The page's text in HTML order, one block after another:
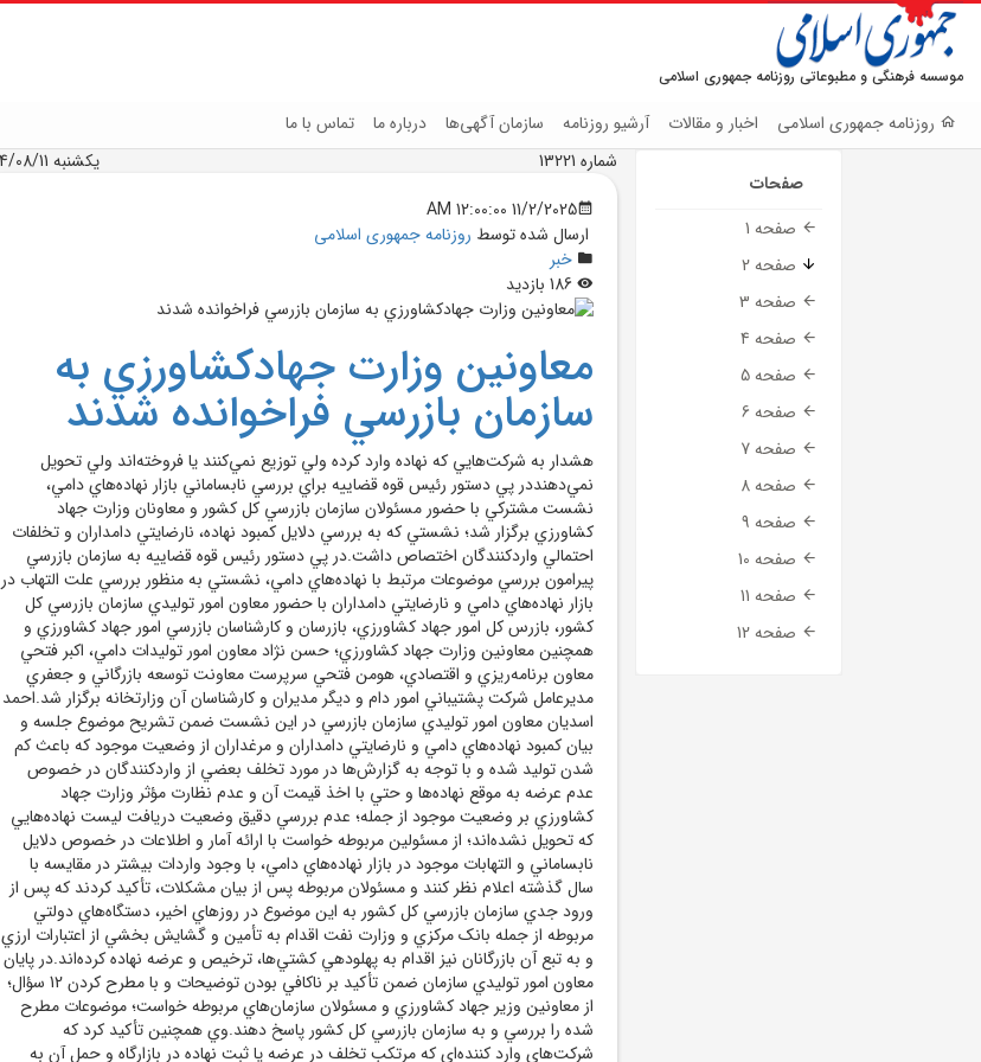
موسسه فرهنگی و مطبوعاتی روزنامه جمهوری اسلامی
روزنامه جمهوری اسلامی اخبار و مقالات آرشیو روزنامه سازمان آگهی‌ها درباره ما تماس با ما
صفحات
صفحه 1
صفحه 2
صفحه 3
صفحه 4
صفحه 5
صفحه 6
صفحه 7
صفحه 8
صفحه 9
صفحه 10
صفحه 11
صفحه 12
شماره 13221
یکشنبه 1404/08/11
11/2/2025 12:00:00 AM
ارسال شده توسط روزنامه جمهوری اسلامی
خبر
معاونين وزارت جهادکشاورزي به
سازمان بازرسي فراخوانده شدند
هشدار به شرکت‌هايي که نهاده وارد کرده ولي توزيع نمي‌کنند يا فروخته‌اند ولي تحويل
نمي‌دهنددر پي دستور رئيس قوه قضاييه براي بررسي نابساماني بازار نهاده‌هاي دامي،
نشست مشترکي با حضور مسئولان سازمان بازرسي کل کشور و معاونان وزارت جهاد
کشاورزي برگزار شد؛ نشستي که به بررسي دلايل کمبود نهاده، نارضايتي دامداران و تخلفات
احتمالي واردکنندگان اختصاص داشت.در پي دستور رئيس قوه قضاييه به سازمان بازرسي
پيرامون بررسي موضوعات مرتبط با نهاده‌هاي دامي، نشستي به منظور بررسي علت التهاب در
بازار نهاده‌هاي دامي و نارضايتي دامداران با حضور معاون امور توليدي سازمان بازرسي کل
کشور، بازرس کل امور جهاد کشاورزي، بازرسان و کارشناسان بازرسي امور جهاد کشاورزي و
همچنين معاونين وزارت جهاد کشاورزي؛ حسن نژاد معاون امور توليدات دامي، اکبر فتحي
معاون برنامه‌ريزي و اقتصادي، هومن فتحي سرپرست معاونت توسعه بازرگاني و جعفري
مديرعامل شرکت پشتيباني امور دام و ديگر مديران و کارشناسان آن وزارتخانه برگزار شد.احمد
اسديان معاون امور توليدي سازمان بازرسي در اين نشست ضمن تشريح موضوع جلسه و
بيان کمبود نهاده‌هاي دامي و نارضايتي دامداران و مرغداران از وضعيت موجود که باعث کم
شدن توليد شده و با توجه به گزارش‌ها در مورد تخلف بعضي از واردکنندگان در خصوص
عدم عرضه به موقع نهاده‌ها و حتي با اخذ قيمت آن و عدم نظارت مؤثر وزارت جهاد
کشاورزي بر وضعيت موجود از جمله؛ عدم بررسي دقيق وضعيت دريافت ليست نهاده‌هايي
که تحويل نشده‌اند؛ از مسئولين مربوطه خواست با ارائه آمار و اطلاعات در خصوص دلايل
نابساماني و التهابات موجود در بازار نهاده‌هاي دامي، با وجود واردات بيشتر در مقايسه با
سال گذشته اعلام نظر کنند و مسئولان مربوطه پس از بيان مشکلات، تأکيد کردند که پس از
ورود جدي سازمان بازرسي کل کشور به اين موضوع در روز‌هاي اخير، دستگاه‌هاي دولتي
مربوطه از جمله بانک مرکزي و وزارت نفت اقدام به تأمين و گشايش بخشي از اعتبارات ارزي
و به تبع آن بازرگانان نيز اقدام به پهلودهي کشتي‌ها، ترخيص و عرضه نهاده کرده‌اند.در پايان
معاون امور توليدي سازمان ضمن تأکيد بر ناکافي بودن توضيحات و با مطرح کردن 12 سؤال؛
از معاونين وزير جهاد کشاورزي و مسئولان سازمان‌هاي مربوطه خواست؛ موضوعات مطرح
شده را بررسي و به سازمان بازرسي کل کشور پاسخ دهند.وي همچنين تأکيد کرد که
شرکت‌هاي وارد کننده‌اي که مرتکب تخلف در عرضه يا ثبت نهاده در بازارگاه و حمل آن به